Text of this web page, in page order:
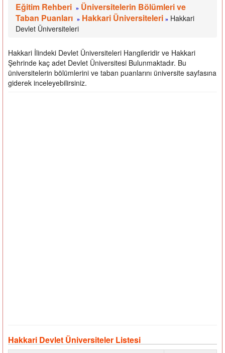
Eğitim Rehberi » Üniversitelerin Bölümleri ve
Taban Puanları » Hakkari Üniversiteleri » Hakkari
Devlet Üniversiteleri
Hakkari İlindeki Devlet Üniversiteleri Hangileridir ve Hakkari
Şehrinde kaç adet Devlet Üniversitesi Bulunmaktadır. Bu
üniversitelerin bölümlerini ve taban puanlarını üniversite sayfasına
giderek inceleyebilirsiniz.
Hakkari Devlet Üniversiteler Listesi